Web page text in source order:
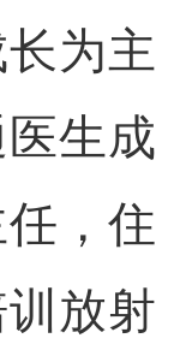
为主
生成
，住
放射